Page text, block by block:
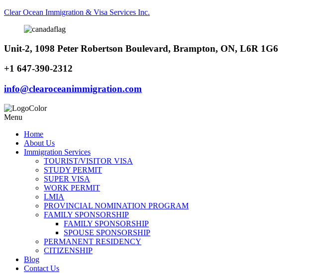
Clear Ocean Immigration & Visa Services Inc.
Unit-2, 1098 Peter Robertson Boulevard, Brampton, ON, L6R 1G6
+1 647-390-2312
info@clearoceanimmigration.com
Menu
Home
About Us
Immigration Services
TOURIST/VISITOR VISA
STUDY PERMIT
SUPER VISA
WORK PERMIT
LMIA
PROVINCIAL NOMINATION PROGRAM
FAMILY SPONSORSHIP
FAMILY SPONSORSHIP
SPOUSE SPONSORSHIP
PERMANENT RESIDENCY
CITIZENSHIP
Blog
Contact Us